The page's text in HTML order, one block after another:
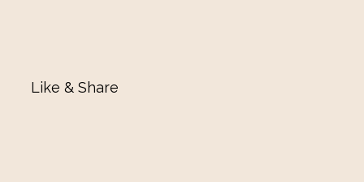
Like & Share